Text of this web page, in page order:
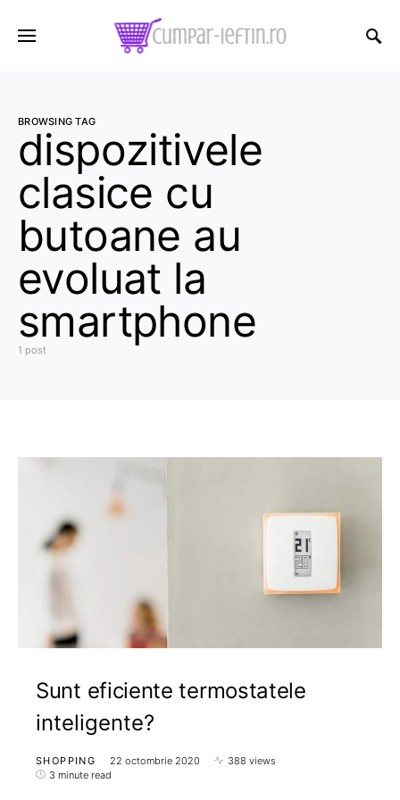
BROWSING TAG
dispozitivele
clasice cu
butoane au
evoluat la
smartphone
1 post
Sunt eficiente termostatele
inteligente?
SHOPPING 22 octombrie 2020
388 views
3 minute read